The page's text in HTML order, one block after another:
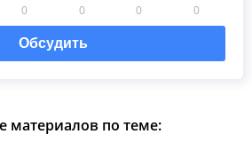
0 0 0 0
Обсудить
материалов по теме: